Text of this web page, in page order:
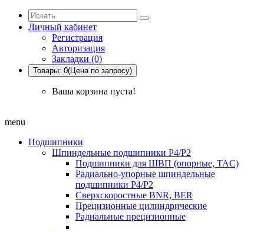
Личный кабинет
Регистрация
Авторизация
Закладки (0)
Товары: 0(Цена по запросу)
Ваша корзина пуста!
menu
Подшипники
Шпиндельные подшипники P4/P2
Подшипники для ШВП (опорные, TAC)
Радиально-упорные шпиндельные
подшипники P4/P2
Сверхскоростные BNR, BER
Прецизионные цилиндрические
Радиальные прецизионные